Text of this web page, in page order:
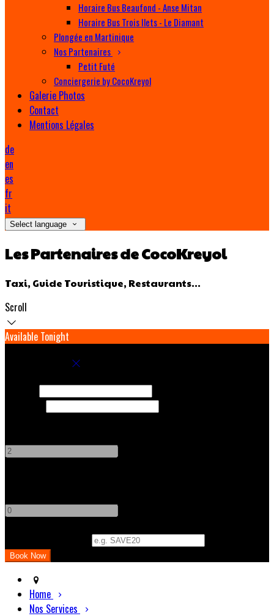
Horaire Bus Beaufond - Anse Mitan
Horaire Bus Trois Ilets - Le Diamant
Plongée en Martinique
Nos Partenaires
Petit Futé
Conciergerie by CocoKreyol
Galerie Photos
Contact
Mentions Légales
de
en
es
fr
it
Select language
Les Partenaires de CocoKreyol
Taxi, Guide Touristique, Restaurants...
Scroll
Available Tonight
Home
Nos Services